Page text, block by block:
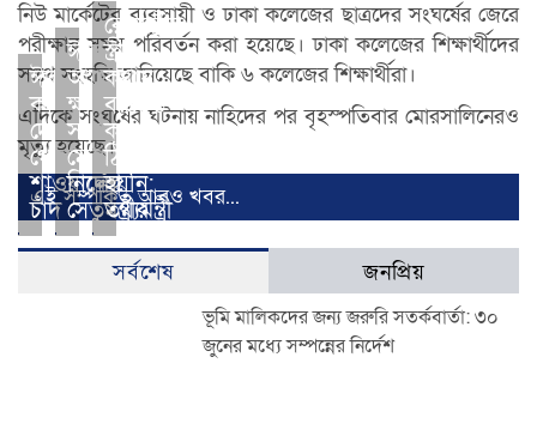
নিউ মার্কেটের ব্যবসায়ী ও ঢাকা কলেজের ছাত্রদের সংঘর্ষের জেরে
পরীক্ষার সময় পরিবর্তন করা হয়েছে। ঢাকা কলেজের শিক্ষার্থীদের
সাথে সংহতি জানিয়েছে বাকি ৬ কলেজের শিক্ষার্থীরা।
এদিকে সংঘর্ষের ঘটনায় নাহিদের পর বৃহস্পতিবার মোরসালিনেরও
মৃত্যু হয়েছে।
এই সম্পর্কিত আরও খবর...
ঈদ
কাল,
দেখা
গেছে
শাওয়ালের
চাঁদ
ঈদের
আগেই
ক্ষতিগ্রস্ত
সড়ক
মেরামতের
নির্দেশ
সেতুমন্ত্রীর
রেলমন্ত্রীর
স্ত্রীর
কথায়
বরখাস্ত
করা
ঠিক
হয়নি:
তথ্যমন্ত্রী
সর্বশেষ জনপ্রিয়
ভূমি মালিকদের জন্য জরুরি সতর্কবার্তা: ৩০
জুনের মধ্যে সম্পন্নের নির্দেশ